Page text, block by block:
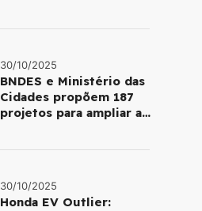
30/10/2025
BNDES e Ministério das
Cidades propõem 187
projetos para ampliar a
30/10/2025
Honda EV Outlier: